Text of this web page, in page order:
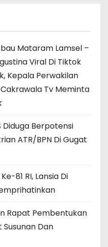
Mataram Lamsel –
Viral Di Tiktok
Kepala Perwakilan
Tv Meminta
Diduga Berpotensi
ATR/BPN Di Gugat
81 RI, Lansia Di
Rapat Pembentukan
Susunan Dan